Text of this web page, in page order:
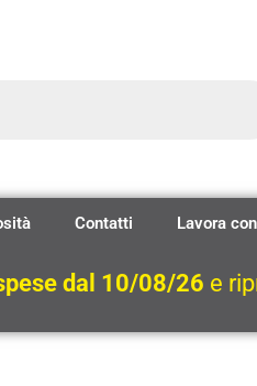
Contatti Lavora
dal 10/08/26 e